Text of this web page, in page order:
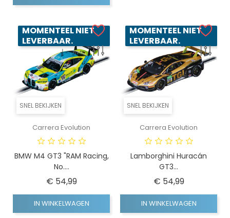
SNEL BEKIJKEN
MOMENTEEL NIET
LEVERBAAR.
Carrera Evolution
BMW M4 GT3 "RAM Racing,
No....
€ 54,99Prijs
IN WINKELWAGEN
SNEL BEKIJKEN
MOMENTEEL NIET
LEVERBAAR.
Carrera Evolution
Lamborghini Huracán
GT3...
€ 54,99Prijs
IN WINKELWAGEN